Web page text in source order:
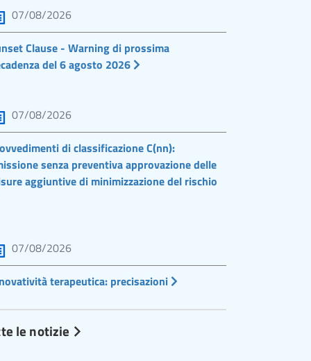
07/08/2026
Clause - Warning di prossima
del 6 agosto 2026
07/08/2026
di classificazione C(nn):
senza preventiva approvazione delle
aggiuntive di minimizzazione del rischio
07/08/2026
terapeutica: precisazioni
le notizie